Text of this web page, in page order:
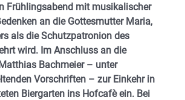
Frühlingsabend mit musikalischer
an die Gottesmutter Maria,
als die Schutzpatronion des
wird. Im Anschluss an die
Bachmeier – unter
Vorschriften – zur Einkehr in
Biergarten ins Hofcafè ein. Bei